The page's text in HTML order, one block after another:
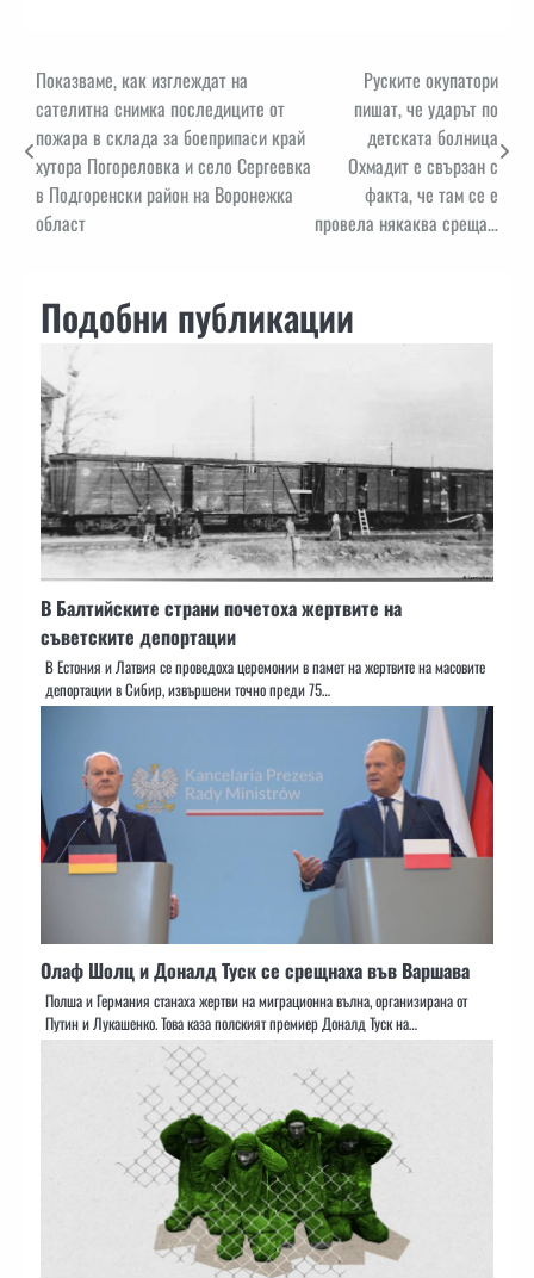
Навигация
Показваме, как изглеждат на
сателитна снимка последиците от
пожара в склада за боеприпаси край
хутора Погореловка и село Сергеевка
в Подгоренски район на Воронежка
област
Руските окупатори
пишат, че ударът по
детската болница
Охмадит е свързан с
факта, че там се е
провела някаква среща…
Подобни публикации
В Балтийските страни почетоха жертвите на
съветските депортации
В Естония и Латвия се проведоха церемонии в памет на жертвите на масовите
депортации в Сибир, извършени точно преди 75…
Олаф Шолц и Доналд Туск се срещнаха във Варшава
Полша и Германия станаха жертви на миграционна вълна, организирана от
Путин и Лукашенко. Това каза полският премиер Доналд Туск на…